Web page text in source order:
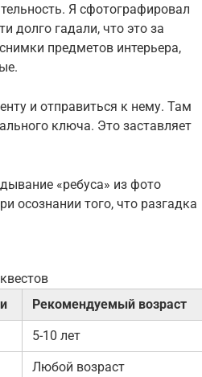
Я сфотографировал
долго гадали, что это за
предметов интерьера,
и отправиться к нему. Там
ключа. Это заставляет
«ребуса» из фото
осознании того, что разгадка
Рекомендуемый возраст
5-10 лет
Любой возраст